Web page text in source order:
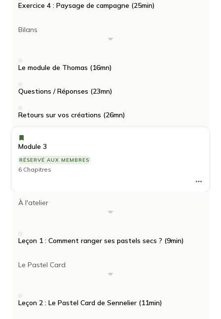
Exercice 4 : Paysage de campagne (25min)
Bilans
Le module de Thomas (16mn)
Questions / Réponses (23mn)
Retours sur vos créations (26mn)
Module 3
RÉSERVÉ AUX MEMBRES
6 Chapitres
À l'atelier
Leçon 1 : Comment ranger ses pastels secs ? (9min)
Le Pastel Card
Leçon 2 : Le Pastel Card de Sennelier (11min)